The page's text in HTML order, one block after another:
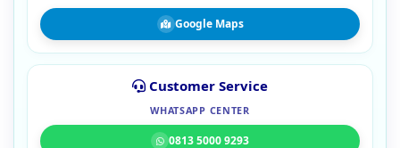
Google Maps
Customer Service
WHATSAPP CENTER
0813 5000 9293